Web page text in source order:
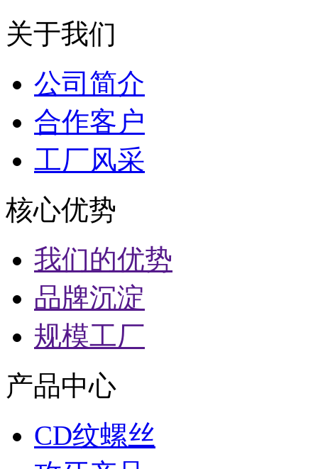
关于我们
公司简介
合作客户
工厂风采
核心优势
我们的优势
品牌沉淀
规模工厂
产品中心
CD纹螺丝